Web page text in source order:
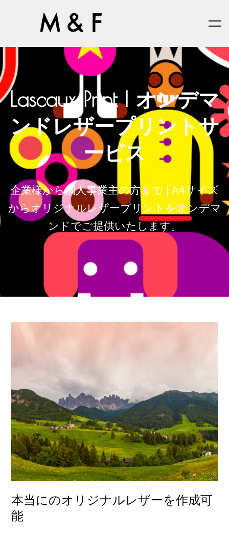
Lascaux Print | オンデマ
ンドレザープリントサ
ービス
企業様から個人事業主の方まで | A4サイズ
からオリジナルレザープリントをオンデマ
ンドでご提供いたします。
本当にのオリジナルレザーを作成可
能